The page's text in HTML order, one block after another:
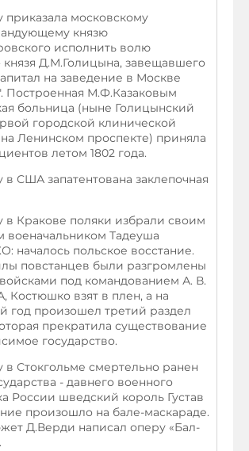
приказала московскому
князю
исполнить волю
князя Д.М.Голицына, завещавшего
на заведение в Москве
Построенная М.Ф.Казаковым
больница (ныне Голицынский
городской клинической
Ленинском проспекте) приняла
летом 1802 года.
в США запатентована заклепочная
в Кракове поляки избрали своим
военачальником Тадеуша
польское восстание.
повстанцев были разгромлены
под командованием А. В.
взят в плен, а на
год произошел третий раздел
прекратила существование
государство.
в Стокгольме смертельно ранен
- давнего военного
России шведский король Густав
произошло на бале-маскараде.
Д.Верди написал оперу «Бал-